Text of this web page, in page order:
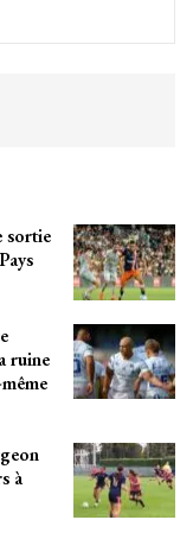
sortie
ruine
à